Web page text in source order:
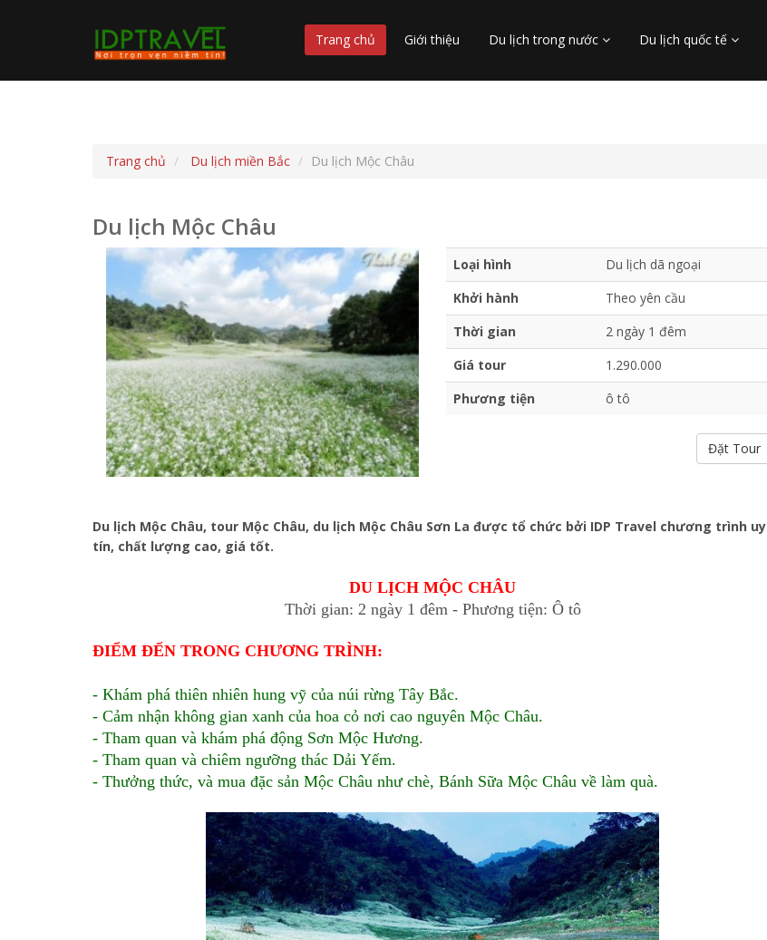
Trang chủ Giới thiệu Du lịch trong nước Du lịch quốc tế
Trang chủ Du lịch miền Bắc Du lịch Mộc Châu
Du lịch Mộc Châu
Loại hình
Du lịch dã ngoại
Khởi hành
Theo yên cầu
Thời gian
2 ngày 1 đêm
Giá tour
1.290.000
Phương tiện
ô tô
Đặt Tour
Du lịch Mộc Châu, tour Mộc Châu, du lịch Mộc Châu Sơn La được tổ chức bởi IDP Travel chương trình uy
tín, chất lượng cao, giá tốt.
DU LỊCH MỘC CHÂU
Thời gian: 2 ngày 1 đêm - Phương tiện: Ô tô
ĐIỂM ĐẾN TRONG CHƯƠNG TRÌNH:
- Khám phá thiên nhiên hung vỹ của núi rừng Tây Bắc.
- Cảm nhận không gian xanh của hoa cỏ nơi cao nguyên Mộc Châu.
- Tham quan và khám phá động Sơn Mộc Hương.
- Tham quan và chiêm ngưỡng thác Dải Yếm.
- Thưởng thức, và mua đặc sản Mộc Châu như chè, Bánh Sữa Mộc Châu về làm quà.